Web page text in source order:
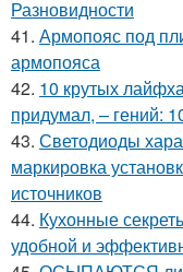
Разновидности
41. Армопояс под
армопояса
42. 10 крутых
придумал, – гений:
43. Светодиоды
маркировка
источников
44. Кухонные
удобной и